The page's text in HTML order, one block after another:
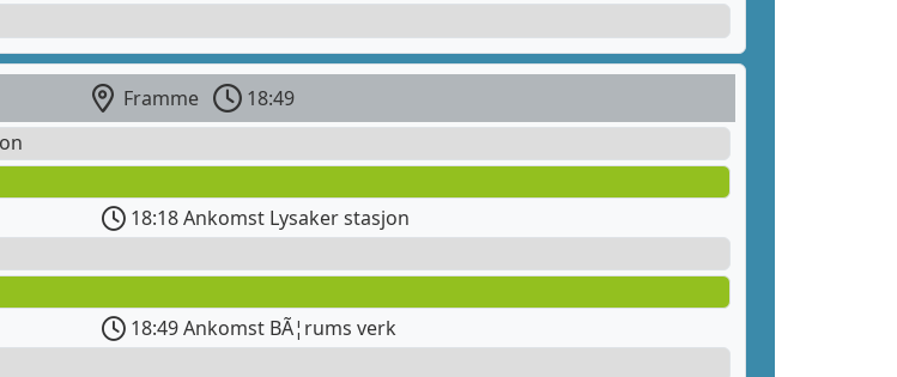
Framme
18:49
18:18 Ankomst Lysaker stasjon
18:49 Ankomst BÃ¦rums verk